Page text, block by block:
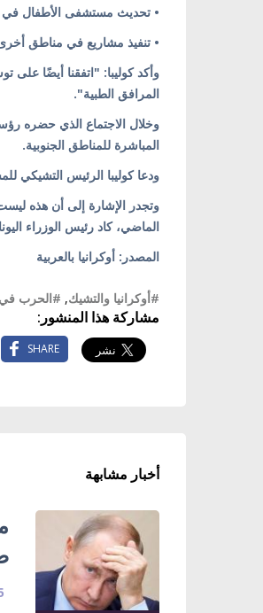
• تحديث مستشفى الأطفال في
• تنفيذ مشاريع في مناطق
وأكد كوليبا: "اتفقنا أيضًا على
المرافق الطبية".
وخلال الاجتماع الذي حضره
المباشرة للمناطق الجنوبية.
ودعا كوليبا الرئيس التشيكي
وتجدر الإشارة إلى أن هذه
الماضي، كاد رئيس الوزراء
المصدر: أوكرانيا بالعربية
#أوكرانيا والتشيك, #الحرب في
مشاركة هذا المنشور:
SHARE
أخبار مشابهة